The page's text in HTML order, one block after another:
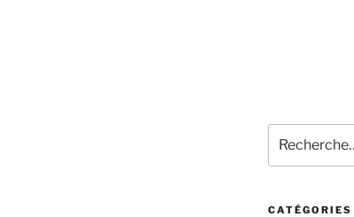
pour
:
CATÉGORIES